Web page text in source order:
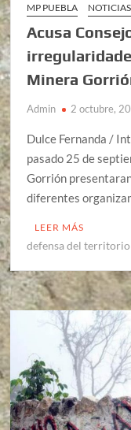
MP PUEBLA
Acusa
Minera
Admin 2 octubre,
Dulce Fernanda /
pasado 25 de
Gorrión
diferentes
LEER MÁS
defensa del territorio